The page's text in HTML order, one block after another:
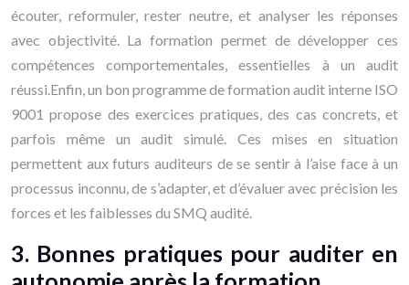
écouter, reformuler, rester neutre, et analyser les réponses
avec objectivité. La formation permet de développer ces
compétences comportementales, essentielles à un audit
réussi.Enfin, un bon programme de formation audit interne ISO
9001 propose des exercices pratiques, des cas concrets, et
parfois même un audit simulé. Ces mises en situation
permettent aux futurs auditeurs de se sentir à l’aise face à un
processus inconnu, de s’adapter, et d’évaluer avec précision les
forces et les faiblesses du SMQ audité.
3. Bonnes pratiques pour auditer en